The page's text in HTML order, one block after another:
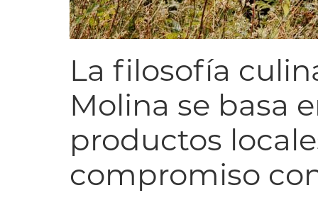
La filosofía
Molina se basa
productos
compromiso